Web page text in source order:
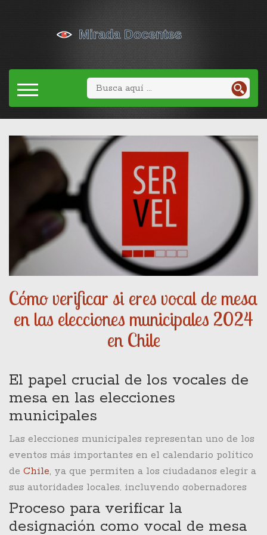
Cómo verificar si eres vocal de mesa
en las elecciones municipales 2024
en Chile
El papel crucial de los vocales de
mesa en las elecciones
municipales
Las elecciones municipales representan uno de los
eventos más importantes en el calendario político
de Chile, ya que permiten a los ciudadanos elegir a
sus autoridades locales, incluyendo gobernadores
regionales, alcaldes y concejales. En este contexto,
se destaca la figura del vocal de mesa, un actor
Proceso para verificar la
designación como vocal de mesa